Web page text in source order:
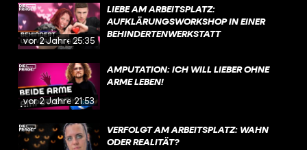
vor 2 Jahren25:35
LIEBE AM ARBEITSPLATZ:
AUFKLÄRUNGSWORKSHOP IN EINER
BEHINDERTENWERKSTATT
vor 2 Jahren21:53
AMPUTATION: ICH WILL LIEBER OHNE
ARME LEBEN!
VERFOLGT AM ARBEITSPLATZ: WAHN
ODER REALITÄT?